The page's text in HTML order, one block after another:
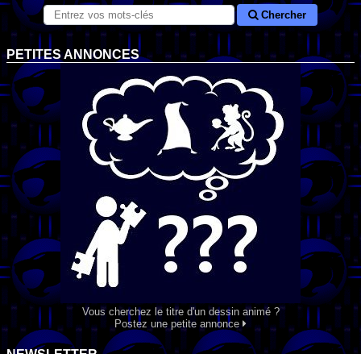
Chercher
PETITES ANNONCES
Vous cherchez le titre d'un dessin animé ?
Postez une petite annonce